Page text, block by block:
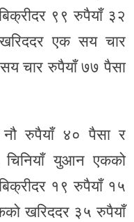
९९ रुपैयाँ ३२
एक सय चार
चार रुपैयाँ ७७ पैसा
नौ रुपैयाँ ४० पैसा र
चिनियाँ युआन एकको
१९ रुपैयाँ १५
खरिददर ३५ रुपैयाँ